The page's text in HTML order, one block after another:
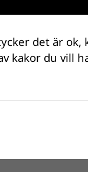
det är ok,
kakor du vill